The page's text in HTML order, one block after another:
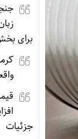
برای
جزئیات